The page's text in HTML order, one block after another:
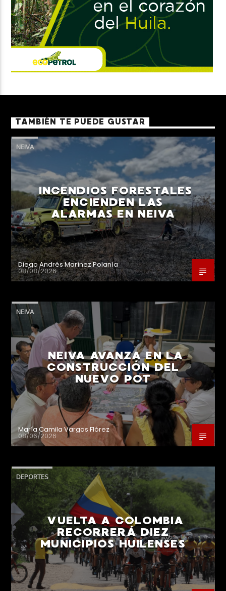
TAMBIÉN TE PUEDE GUSTAR
NEIVA
INCENDIOS FORESTALES
ENCIENDEN LAS
ALARMAS EN NEIVA
Diego Andrés Marínez Polanía
08/08/2026
NEIVA
NEIVA AVANZA EN LA
CONSTRUCCIÓN DEL
NUEVO POT
María Camila Vargas Flórez
08/06/2026
DEPORTES
VUELTA A COLOMBIA
RECORRERÁ DIEZ
MUNICIPIOS HUILENSES